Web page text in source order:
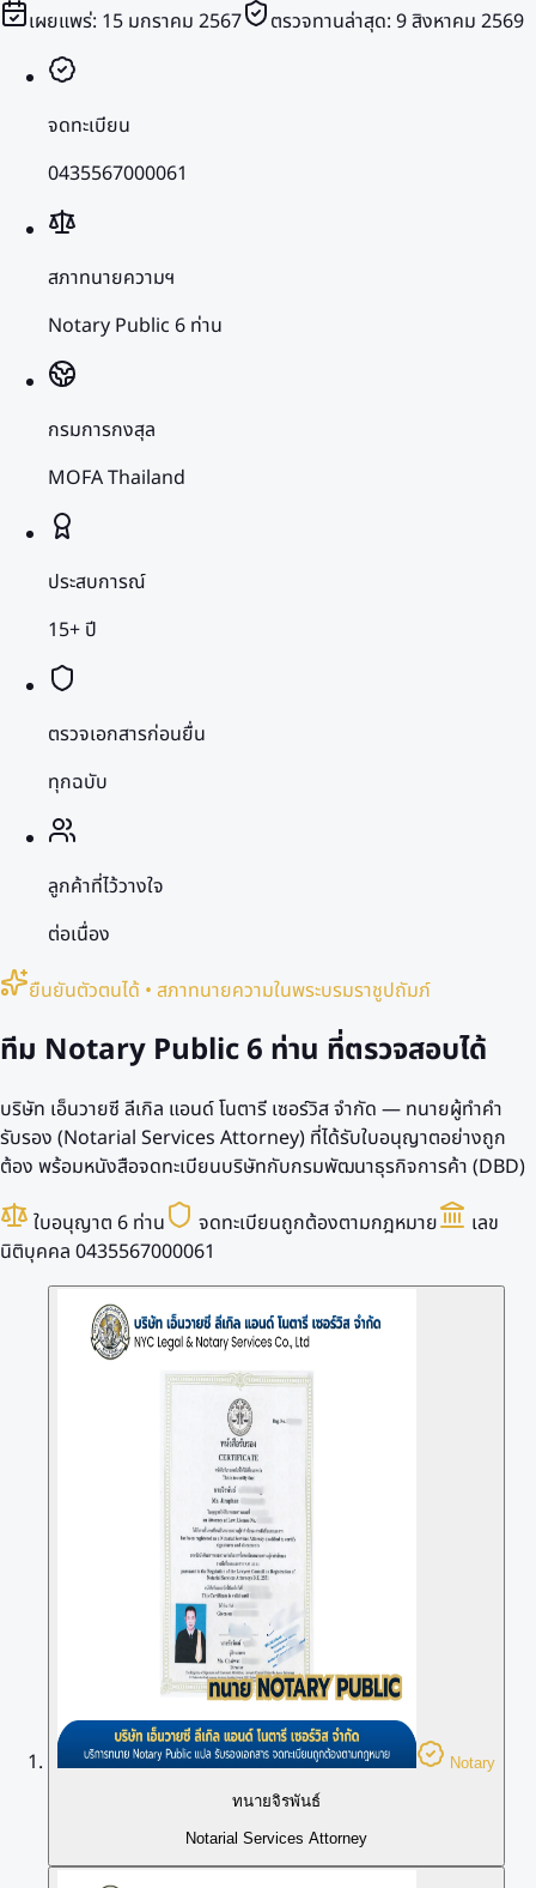
เผยแพร่: 15 มกราคม 2567 ตรวจทานล่าสุด: 9 สิงหาคม 2569
จดทะเบียน
0435567000061
สภาทนายความฯ
Notary Public 6 ท่าน
กรมการกงสุล
MOFA Thailand
ประสบการณ์
15+ ปี
ตรวจเอกสารก่อนยื่น
ทุกฉบับ
ลูกค้าที่ไว้วางใจ
ต่อเนื่อง
ยืนยันตัวตนได้ • สภาทนายความในพระบรมราชูปถัมภ์
ทีม Notary Public6 ท่าน ที่ตรวจสอบได้
บริษัท เอ็นวายซี ลีเกิล แอนด์ โนตารี เซอร์วิส จำกัด — ทนายผู้ทำคำ
รับรอง (Notarial Services Attorney) ที่ได้รับใบอนุญาตอย่างถูก
ต้อง พร้อมหนังสือจดทะเบียนบริษัทกับกรมพัฒนาธุรกิจการค้า (DBD)
ใบอนุญาต 6 ท่าน
จดทะเบียนถูกต้องตามกฎหมาย
เลข
นิติบุคคล 0435567000061
Notary
ทนายจิรพันธ์
Notarial Services Attorney